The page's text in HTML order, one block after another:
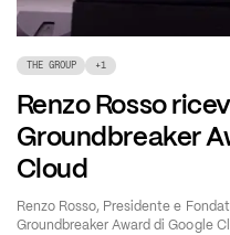
THE GROUP +1
Renzo Rosso
Groundbreaker
Cloud
Renzo Rosso, Presidente e
Groundbreaker Award di Google